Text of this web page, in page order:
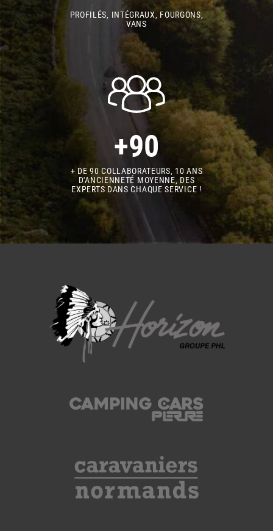
PROFILÉS, INTÉGRAUX, FOURGONS,
VANS
+90
+ DE 90 COLLABORATEURS, 10 ANS
D'ANCIENNETÉ MOYENNE, DES
EXPERTS DANS CHAQUE SERVICE !